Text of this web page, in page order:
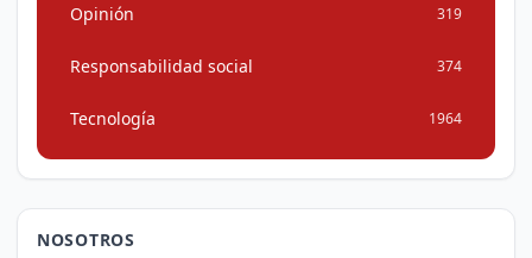
Opinión 319
Responsabilidad social 374
Tecnología 1964
NOSOTROS